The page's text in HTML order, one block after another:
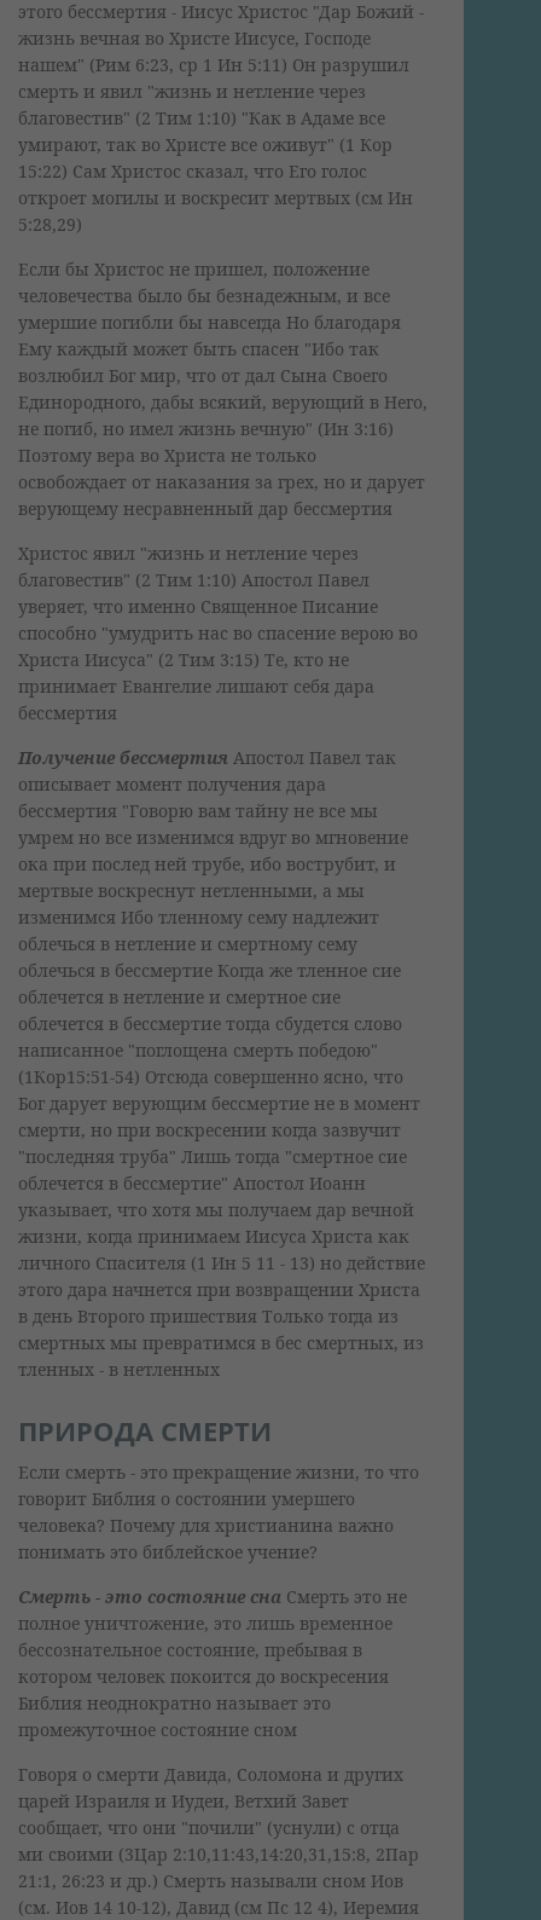
этого бессмертия - Иисус Христос "Дар Божий -
жизнь вечная во Христе Иисусе, Господе
нашем" (Рим 6:23, ср 1 Ин 5:11) Он разрушил
смерть и явил "жизнь и нетление через
благовестив" (2 Тим 1:10) "Как в Адаме все
умирают, так во Христе все оживут" (1 Кор
15:22) Сам Христос сказал, что Его голос
откроет могилы и воскресит мертвых (см Ин
5:28,29)
Если бы Христос не пришел, положение
человечества было бы безнадежным, и все
умершие погибли бы навсегда Но благодаря
Ему каждый может быть спасен "Ибо так
возлюбил Бог мир, что от дал Сына Своего
Единородного, дабы всякий, верующий в Него,
не погиб, но имел жизнь вечную" (Ин 3:16)
Поэтому вера во Христа не только
освобождает от наказания за грех, но и дарует
верующему несравненный дар бессмертия
Христос явил "жизнь и нетление через
благовестив" (2 Тим 1:10) Апостол Павел
уверяет, что именно Священное Писание
способно "умудрить нас во спасение верою во
Христа Иисуса" (2 Тим 3:15) Те, кто не
принимает Евангелие лишают себя дара
бессмертия
Получение бессмертия Апостол Павел так
описывает момент получения дара
бессмертия "Говорю вам тайну не все мы
умрем но все изменимся вдруг во мгновение
ока при послед ней трубе, ибо вострубит, и
мертвые воскреснут нетленными, а мы
изменимся Ибо тленному сему надлежит
облечься в нетление и смертному сему
облечься в бессмертие Когда же тленное сие
облечется в нетление и смертное сие
облечется в бессмертие тогда сбудется слово
написанное "поглощена смерть победою"
(1Кор15:51-54) Отсюда совершенно ясно, что
Бог дарует верующим бессмертие не в момент
смерти, но при воскресении когда зазвучит
"последняя труба" Лишь тогда "смертное сие
облечется в бессмертие" Апостол Иоанн
указывает, что хотя мы получаем дар вечной
жизни, когда принимаем Иисуса Христа как
личного Спасителя (1 Ин 5 11 - 13) но действие
этого дара начнется при возвращении Христа
в день Второго пришествия Только тогда из
смертных мы превратимся в бес смертных, из
тленных - в нетленных
ПРИРОДА СМЕРТИ
Если смерть - это прекращение жизни, то что
говорит Библия о состоянии умершего
человека? Почему для христианина важно
понимать это библейское учение?
Смерть - это состояние сна Смерть это не
полное уничтожение, это лишь временное
бессознательное состояние, пребывая в
котором человек покоится до воскресения
Библия неоднократно называет это
промежуточное состояние сном
Говоря о смерти Давида, Соломона и других
царей Израиля и Иудеи, Ветхий Завет
сообщает, что они "почили" (уснули) с отца
ми своими (3Цар 2:10,11:43,14:20,31,15:8, 2Пар
21:1, 26:23 и др.) Смерть называли сном Иов
(см. Иов 14 10-12), Давид (см Пс 12 4), Иеремия